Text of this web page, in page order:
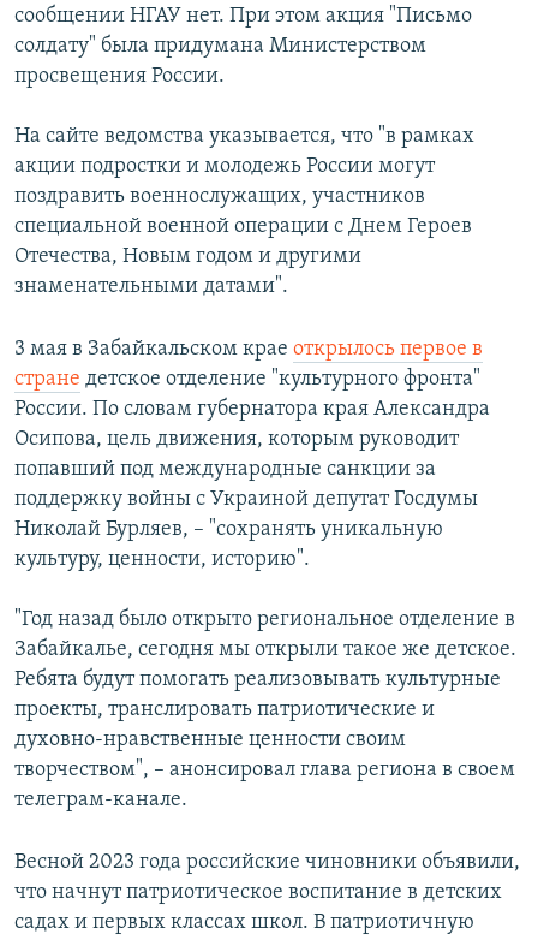
сообщении НГАУ нет. При этом акция "Письмо
солдату" была придумана Министерством
просвещения России.
На сайте ведомства указывается, что "в рамках
акции подростки и молодежь России могут
поздравить военнослужащих, участников
специальной военной операции с Днем Героев
Отечества, Новым годом и другими
знаменательными датами".
3 мая в Забайкальском крае открылось первое в
стране детское отделение "культурного фронта"
России. По словам губернатора края Александра
Осипова, цель движения, которым руководит
попавший под международные санкции за
поддержку войны с Украиной депутат Госдумы
Николай Бурляев, – "сохранять уникальную
культуру, ценности, историю".
"Год назад было открыто региональное отделение в
Забайкалье, сегодня мы открыли такое же детское.
Ребята будут помогать реализовывать культурные
проекты, транслировать патриотические и
духовно-нравственные ценности своим
творчеством", – анонсировал глава региона в своем
телеграм-канале.
Весной 2023 года российские чиновники объявили,
что начнут патриотическое воспитание в детских
садах и первых классах школ. В патриотичную